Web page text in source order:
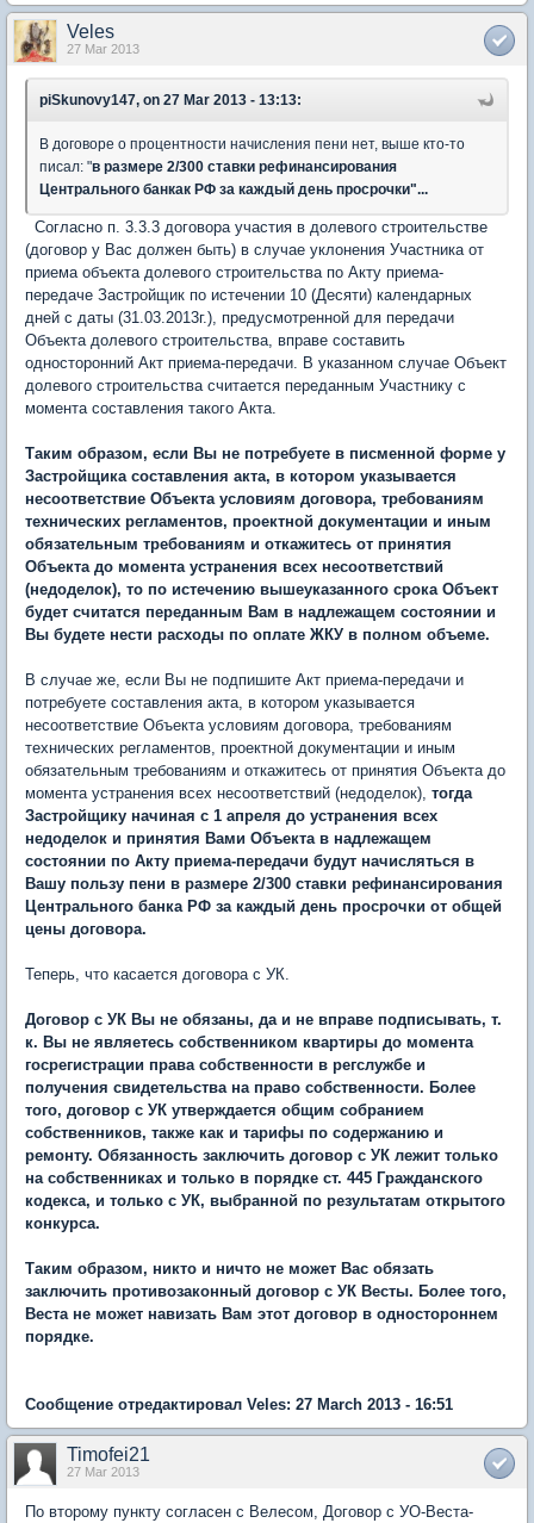
Veles
27 Mar 2013
piSkunovy147, on 27 Mar 2013 - 13:13:
В договоре о процентности начисления пени нет, выше кто-то
писал: "в размере 2/300 ставки рефинансирования
Центрального банкак РФ за каждый день просрочки"...
Согласно п. 3.3.3 договора участия в долевого строительстве
(договор у Вас должен быть) в случае уклонения Участника от
приема объекта долевого строительства по Акту приема-
передаче Застройщик по истечении 10 (Десяти) календарных
дней с даты (31.03.2013г.), предусмотренной для передачи
Объекта долевого строительства, вправе составить
односторонний Акт приема-передачи. В указанном случае Объект
долевого строительства считается переданным Участнику с
момента составления такого Акта.
Таким образом, если Вы не потребуете в писменной форме у
Застройщика составления акта, в котором указывается
несоответствие Объекта условиям договора, требованиям
технических регламентов, проектной документации и иным
обязательным требованиям и откажитесь от принятия
Объекта до момента устранения всех несоответствий
(недоделок), то по истечению вышеуказанного срока Объект
будет считатся переданным Вам в надлежащем состоянии и
Вы будете нести расходы по оплате ЖКУ в полном объеме.
В случае же, если Вы не подпишите Акт приема-передачи и
потребуете составления акта, в котором указывается
несоответствие Объекта условиям договора, требованиям
технических регламентов, проектной документации и иным
обязательным требованиям и откажитесь от принятия Объекта до
момента устранения всех несоответствий (недоделок), тогда
Застройщику начиная с 1 апреля до устранения всех
недоделок и принятия Вами Объекта в надлежащем
состоянии по Акту приема-передачи будут начисляться в
Вашу пользу пени в размере 2/300 ставки рефинансирования
Центрального банка РФ за каждый день просрочки от общей
цены договора.
Теперь, что касается договора с УК.
Договор с УК Вы не обязаны, да и не вправе подписывать, т.
к. Вы не являетесь собственником квартиры до момента
госрегистрации права собственности в регслужбе и
получения свидетельства на право собственности. Более
того, договор с УК утверждается общим собранием
собственников, также как и тарифы по содержанию и
ремонту. Обязанность заключить договор с УК лежит только
на собственниках и только в порядке ст. 445 Гражданского
кодекса, и только с УК, выбранной по результатам открытого
конкурса.
Таким образом, никто и ничто не может Вас обязать
заключить противозаконный договор с УК Весты. Более того,
Веста не может навизать Вам этот договор в одностороннем
порядке.
Сообщение отредактировал Veles: 27 March 2013 - 16:51
Timofei21
27 Mar 2013
По второму пункту согласен с Велесом, Договор с УО-Веста-